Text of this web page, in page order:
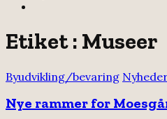
Etiket : Museer
Byudvikling/bevaring
Nye rammer for